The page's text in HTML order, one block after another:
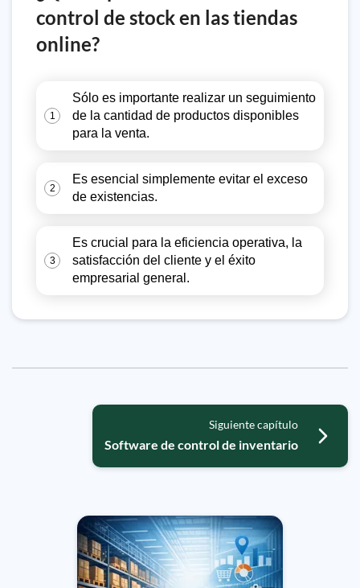
control de stock en las tiendas
online?
1
Sólo es importante realizar un seguimiento
de la cantidad de productos disponibles
para la venta.
2
Es esencial simplemente evitar el exceso
de existencias.
3
Es crucial para la eficiencia operativa, la
satisfacción del cliente y el éxito
empresarial general.
Siguiente capítulo
Software de control de inventario